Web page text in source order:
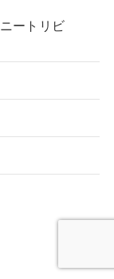
ートリビ